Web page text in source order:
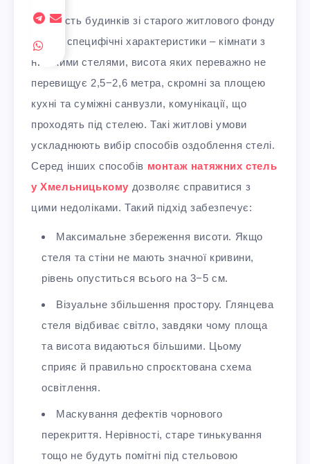
Більшість будинків зі старого житлового фонду
мають специфічні характеристики – кімнати з
низькими стелями, висота яких переважно не
перевищує 2,5−2,6 метра, скромні за площею
кухні та суміжні санвузли, комунікації, що
проходять під стелею. Такі житлові умови
ускладнюють вибір способів оздоблення стелі.
Серед інших способів монтаж натяжних стель
у Хмельницькому дозволяє справитися з
цими недоліками. Такий підхід забезпечує:
Максимальне збереження висоти. Якщо
стеля та стіни не мають значної кривини,
рівень опуститься всього на 3−5 см.
Візуальне збільшення простору. Глянцева
стеля відбиває світло, завдяки чому площа
та висота видаються більшими. Цьому
сприяє й правильно спроєктована схема
освітлення.
Маскування дефектів чорнового
перекриття. Нерівності, старе тинькування
тощо не будуть помітні під стельовою